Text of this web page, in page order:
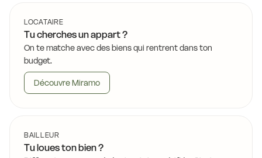
LOCATAIRE
Tu cherches un appart ?
On te matche avec des biens qui rentrent dans ton
budget.
Découvre Miramo
BAILLEUR
Tu loues ton bien ?